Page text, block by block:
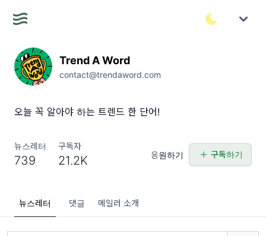
Trend A Word
contact@trendaword.com
오늘 꼭 알아야 하는 트렌드 한 단어!
뉴스레터
739
구독자
21.2K 응원하기 구독하기
뉴스레터 댓글 메일러 소개